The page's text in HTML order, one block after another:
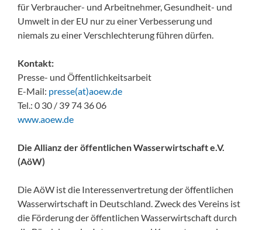
für Verbraucher- und Arbeitnehmer, Gesundheit- und
Umwelt in der EU nur zu einer Verbesserung und
niemals zu einer Verschlechterung führen dürfen.
Kontakt:
Presse- und Öffentlichkeitsarbeit
E-Mail: presse(at)aoew.de
Tel.: 0 30 / 39 74 36 06
www.aoew.de
Die Allianz der öffentlichen Wasserwirtschaft e.V.
(AöW)
Die AöW ist die Interessenvertretung der öffentlichen
Wasserwirtschaft in Deutschland. Zweck des Vereins ist
die Förderung der öffentlichen Wasserwirtschaft durch